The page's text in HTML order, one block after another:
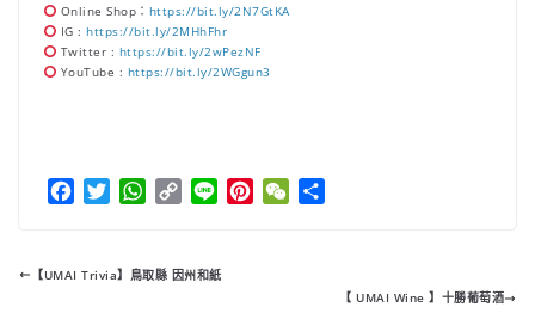
Online Shop： https://bit.ly/2N7GtKA
IG :https://bit.ly/2MHhFhr
Twitter : https://bit.ly/2wPezNF
YouTube : https://bit.ly/2WGgun3
e
t
W
t
C
y
e
P
W
【UMAI Trivia】鳥取縣 因州和紙
【 UMAI Wine 】十勝葡萄酒